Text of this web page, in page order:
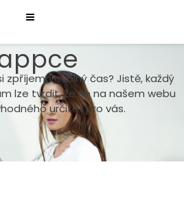
zpříjemnit volný čas? Jistě, každý
lze tvrdit, že se na našem webu
určitě i pro vás.